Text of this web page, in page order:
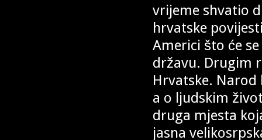
vrijeme shvatio
hrvatske
Americi što će
državu. Drugim
Hrvatske. Narod
a o ljudskim
druga mjesta
jasna